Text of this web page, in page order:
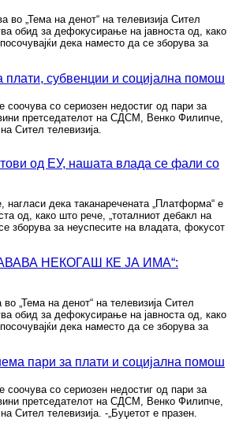
„Тема на денот“ на телевизија Сител
обид за дефокусирање на јавноста од, како
дека наместо да се зборува за
субвенции и социјална помош
со сериозен недостиг од пари за
претседателот на СДСМ, Венко Филипче,
Сител телевизија.
од ЕУ, нашата влада се фали со
дека таканаречената „Платформа“ е
од, како што рече, „тоталниот дебакл на
зборува за неуспесите на владата, фокусот
НЕКОГАШ ЌЕ ЈА ИМА“:
„Тема на денот“ на телевизија Сител
обид за дефокусирање на јавноста од, како
дека наместо да се зборува за
пари за плати и социјална помош
со сериозен недостиг од пари за
претседателот на СДСМ, Венко Филипче,
Сител телевизија. -„Буџетот е празен.